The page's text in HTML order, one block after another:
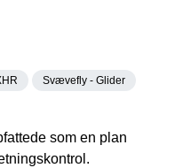
Svævefly - Glider
som en plan